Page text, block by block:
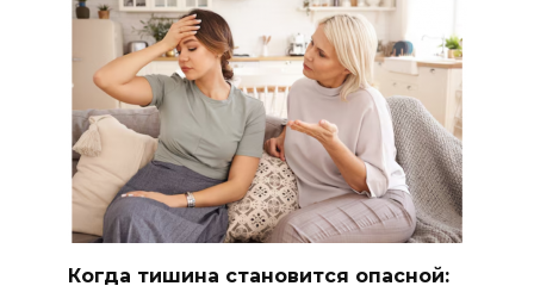
Когда тишина становится опасной: